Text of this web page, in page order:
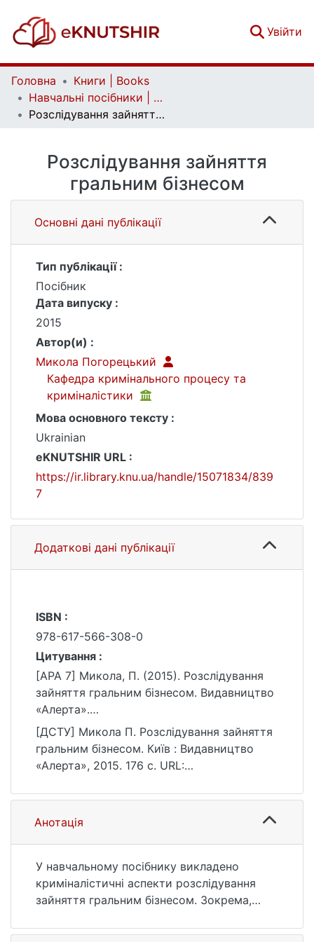
Увійти
Головна
Книги | Books
Навчальні посібники | Handbooks
Розслідування зайняття гральним бізнесом
Розслідування зайняття
гральним бізнесом
Основні дані публікації
Тип публікації :
Посібник
Дата випуску :
2015
Автор(и) :
Микола Погорецький
Кафедра кримінального процесу та
криміналістики
Мова основного тексту :
Ukrainian
eKNUTSHIR URL :
https://ir.library.knu.ua/handle/15071834/839
7
Додаткові дані публікації
ISBN :
978-617-566-308-0
Цитування :
[APA 7] Микола, П. (2015). Розслідування
зайняття гральним бізнесом. Видавництво
«Алерта».
https://ir.library.knu.ua/handle/15071834/839
7
[ДСТУ] Микола П. Розслідування зайняття
гральним бізнесом. Київ : Видавництво
«Алерта», 2015. 176 с. URL:
7 (дата звернення: 25.07.2026).
Анотація
У навчальному посібнику викладено
криміналістичні аспекти розслідування
зайняття гральним бізнесом. Зокрема,
характеристика зайняття гральним